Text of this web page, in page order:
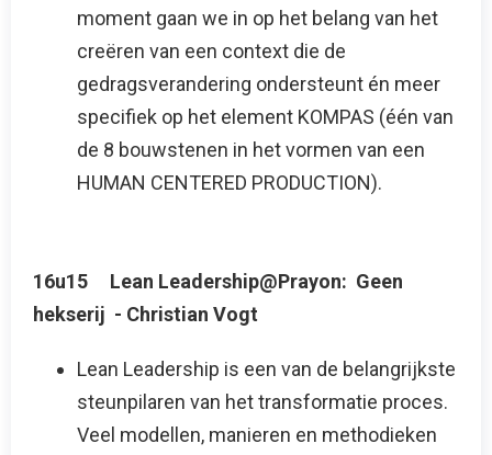
moment gaan we in op het belang van het
creëren van een context die de
gedragsverandering ondersteunt én meer
specifiek op het element KOMPAS (één van
de 8 bouwstenen in het vormen van een
HUMAN CENTERED PRODUCTION).
16u15 Lean Leadership@Prayon: Geen
hekserij - Christian Vogt
Lean Leadership is een van de belangrijkste
steunpilaren van het transformatie proces.
Veel modellen, manieren en methodieken